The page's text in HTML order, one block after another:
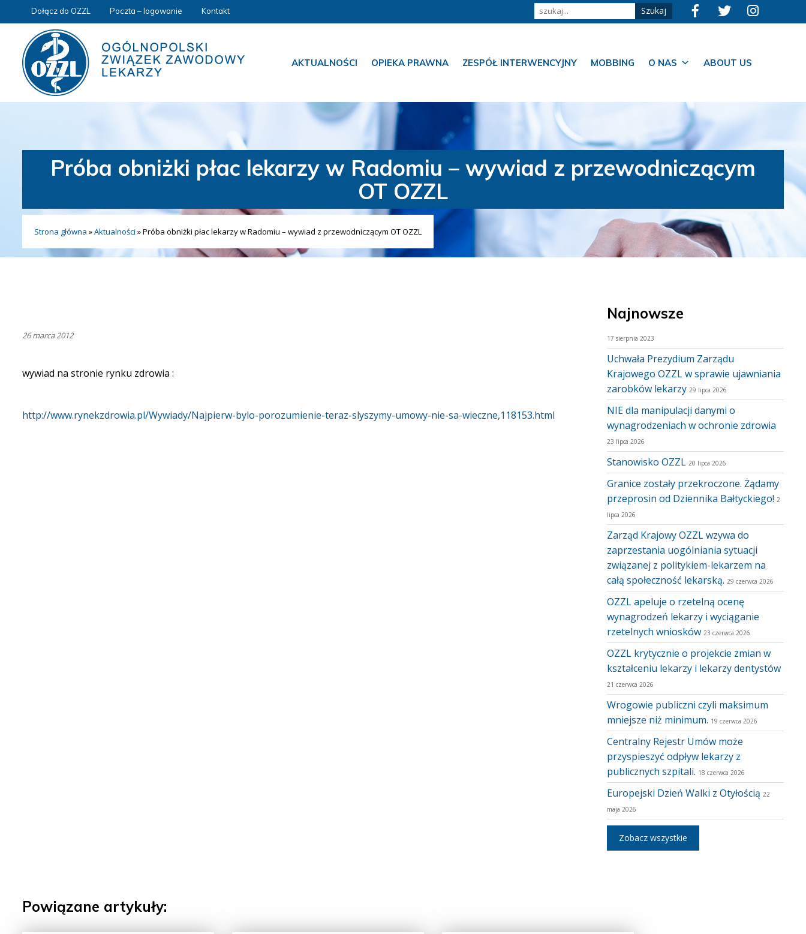
Dołącz do OZZL Poczta – logowanie Kontakt
AKTUALNOŚCI OPIEKA PRAWNA ZESPÓŁ INTERWENCYJNY MOBBING O NAS ABOUT US
Próba obniżki płac lekarzy w Radomiu – wywiad z przewodniczącym
OT OZZL
Strona główna »Aktualności »Próba obniżki płac lekarzy w Radomiu – wywiad z przewodniczącym OT OZZL
26 marca 2012
wywiad na stronie rynku zdrowia :
http://www.rynekzdrowia.pl/Wywiady/Najpierw-bylo-porozumienie-teraz-slyszymy-umowy-nie-sa-wieczne,118153.html
Najnowsze
17 sierpnia 2023
Uchwała Prezydium Zarządu
Krajowego OZZL w sprawie ujawniania
zarobków lekarzy 29 lipca 2026
NIE dla manipulacji danymi o
wynagrodzeniach w ochronie zdrowia
23 lipca 2026
Stanowisko OZZL 20 lipca 2026
Granice zostały przekroczone. Żądamy
przeprosin od Dziennika Bałtyckiego! 2
lipca 2026
Zarząd Krajowy OZZL wzywa do
zaprzestania uogólniania sytuacji
związanej z politykiem-lekarzem na
całą społeczność lekarską. 29 czerwca 2026
OZZL apeluje o rzetelną ocenę
wynagrodzeń lekarzy i wyciąganie
rzetelnych wniosków 23 czerwca 2026
OZZL krytycznie o projekcie zmian w
kształceniu lekarzy i lekarzy dentystów
21 czerwca 2026
Wrogowie publiczni czyli maksimum
mniejsze niż minimum. 19 czerwca 2026
Centralny Rejestr Umów może
przyspieszyć odpływ lekarzy z
publicznych szpitali. 18 czerwca 2026
Europejski Dzień Walki z Otyłością 22
maja 2026
Zobacz wszystkie
Powiązane artykuły: